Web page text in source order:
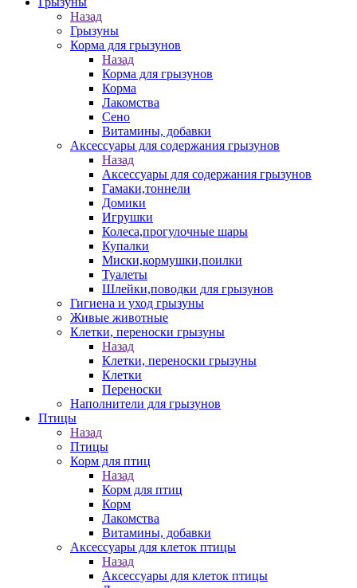
Назад
Грызуны
Корма для грызунов
Назад
Корма для грызунов
Корма
Лакомства
Сено
Витамины, добавки
Аксессуары для содержания грызунов
Назад
Аксессуары для содержания грызунов
Гамаки,тоннели
Домики
Игрушки
Колеса,прогулочные шары
Купалки
Миски,кормушки,поилки
Туалеты
Шлейки,поводки для грызунов
Гигиена и уход грызуны
Живые животные
Клетки, переноски грызуны
Назад
Клетки, переноски грызуны
Клетки
Переноски
Наполнители для грызунов
Птицы
Назад
Птицы
Корм для птиц
Назад
Корм для птиц
Корм
Лакомства
Витамины, добавки
Аксессуары для клеток птицы
Назад
Аксессуары для клеток птицы